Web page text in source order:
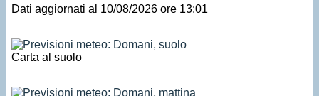
Dati aggiornati al 10/08/2026 ore 13:01
Carta al suolo